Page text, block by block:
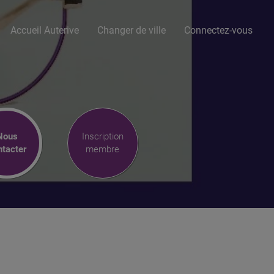
Accueil Auterive Changer de ville Connectez-vous
Inscription
membre